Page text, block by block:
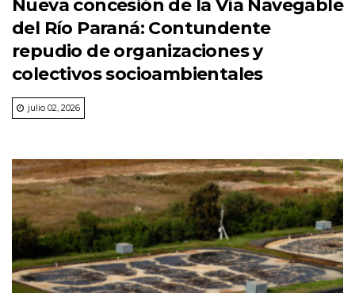
Nueva concesión de la Vía Navegable
del Río Paraná: Contundente
repudio de organizaciones y
colectivos socioambientales
julio 02, 2026